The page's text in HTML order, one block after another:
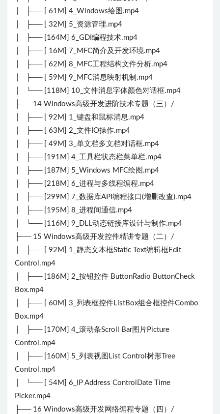
│ ├── [ 61M] 4_Windows绘图.mp4
│ ├── [ 32M] 5_资源管理.mp4
│ ├── [164M] 6_GDI编程技术.mp4
│ ├── [ 16M] 7_MFC简介及开发环境.mp4
│ ├── [ 62M] 8_MFC工程结构文件分析.mp4
│ ├── [ 59M] 9_MFC消息映射机制.mp4
│ └── [118M] 10_文件消息字体颜色对话框.mp4
├── 14 Windows高级开发进阶技术专题（三）/
│ ├── [ 92M] 1_键盘和鼠标消息.mp4
│ ├── [ 63M] 2_文件IO操作.mp4
│ ├── [ 49M] 3_单文档多文档对话框.mp4
│ ├── [191M] 4_工具栏状态栏菜单栏.mp4
│ ├── [187M] 5_Windows MFC绘图.mp4
│ ├── [218M] 6_进程与多线程编程.mp4
│ ├── [299M] 7_数据库API编程接口(增删改查).mp4
│ ├── [195M] 8_进程间通信.mp4
│ └── [116M] 9_DLL动态链接库设计与制作.mp4
├── 15 Windows高级开发控件精讲专题（二）/
│ ├── [ 92M] 1_静态文本框Static Text编辑框Edit
Control.mp4
│ ├── [186M] 2_按钮控件 ButtonRadio ButtonCheck
Box.mp4
│ ├── [ 60M] 3_列表框控件ListBox组合框控件Combo
Box.mp4
│ ├── [170M] 4_滚动条Scroll Bar图片Picture
Control.mp4
│ ├── [160M] 5_列表视图List Control树形Tree
Control.mp4
│ └── [ 54M] 6_IP Address ControlDate Time
Picker.mp4
├── 16 Windows高级开发网络编程专题（四）/